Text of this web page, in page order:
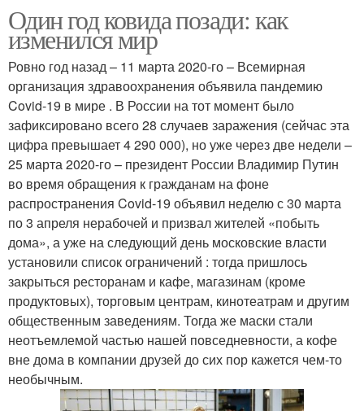
Один год ковида позади: как
изменился мир
Ровно год назад – 11 марта 2020-го – Всемирная
организация здравоохранения объявила пандемию
Covid-19 в мире . В России на тот момент было
зафиксировано всего 28 случаев заражения (сейчас эта
цифра превышает 4 290 000), но уже через две недели –
25 марта 2020-го – президент России Владимир Путин
во время обращения к гражданам на фоне
распространения Covid-19 объявил неделю с 30 марта
по 3 апреля нерабочей и призвал жителей «побыть
дома», а уже на следующий день московские власти
установили список ограничений : тогда пришлось
закрыться ресторанам и кафе, магазинам (кроме
продуктовых), торговым центрам, кинотеатрам и другим
общественным заведениям. Тогда же маски стали
неотъемлемой частью нашей повседневности, а кофе
вне дома в компании друзей до сих пор кажется чем-то
необычным.